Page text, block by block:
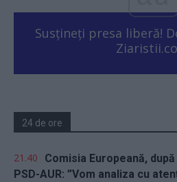
Susțineți presa liberă!
24 de ore
21.40
Comisia Europeană,
PSD-AUR: ”Vom analiza cu